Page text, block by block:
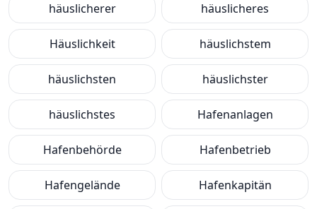
häuslicherer häuslicheres
Häuslichkeit häuslichstem
häuslichsten häuslichster
häuslichstes Hafenanlagen
Hafenbehörde Hafenbetrieb
Hafengelände Hafenkapitän